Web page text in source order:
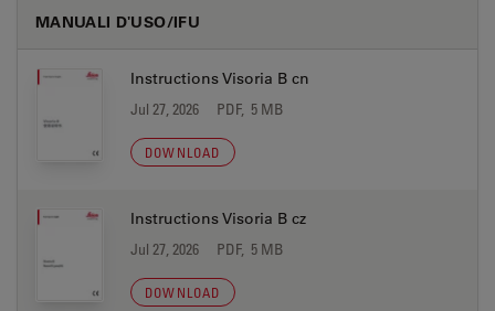
MANUALI D'USO/IFU
Instructions Visoria B cn
Jul 27, 2026 PDF, 5 MB
DOWNLOAD
Instructions Visoria B cz
Jul 27, 2026 PDF, 5 MB
DOWNLOAD